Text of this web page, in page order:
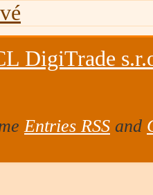
DigiTrade
Entries RSS and